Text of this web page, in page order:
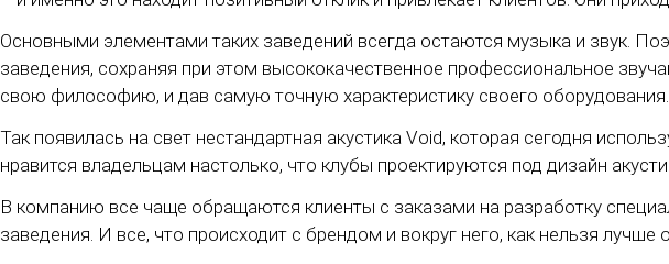
Основными элементами таких заведений всегда остаются музыка и звук.
заведения, сохраняя при этом высококачественное профессиональное
свою философию, и дав самую точную характеристику своего оборудования.
Так появилась на свет нестандартная акустика Void, которая сегодня
нравится владельцам настолько, что клубы проектируются под дизайн
В компанию все чаще обращаются клиенты с заказами на разработку
заведения. И все, что происходит с брендом и вокруг него, как нельзя